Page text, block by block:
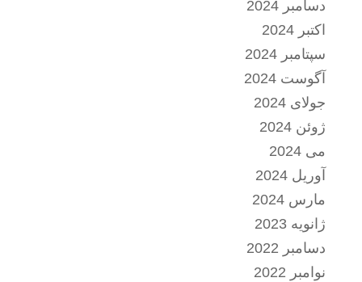
دسامبر 2024
اکتبر 2024
سپتامبر 2024
آگوست 2024
جولای 2024
ژوئن 2024
می 2024
آوریل 2024
مارس 2024
ژانویه 2023
دسامبر 2022
نوامبر 2022